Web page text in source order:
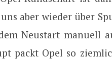
aber wieder über
Neustart manuell
packt Opel so